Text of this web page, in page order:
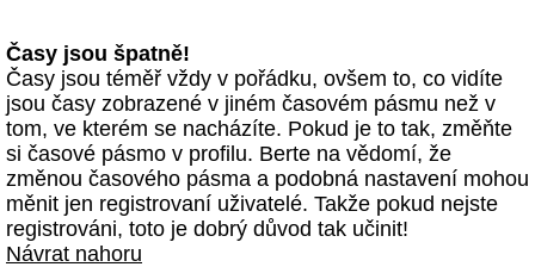
Časy jsou špatně!
Časy jsou téměř vždy v pořádku, ovšem to, co vidíte
jsou časy zobrazené v jiném časovém pásmu než v
tom, ve kterém se nacházíte. Pokud je to tak, změňte
si časové pásmo v profilu. Berte na vědomí, že
změnou časového pásma a podobná nastavení mohou
měnit jen registrovaní uživatelé. Takže pokud nejste
registrováni, toto je dobrý důvod tak učinit!
Návrat nahoru